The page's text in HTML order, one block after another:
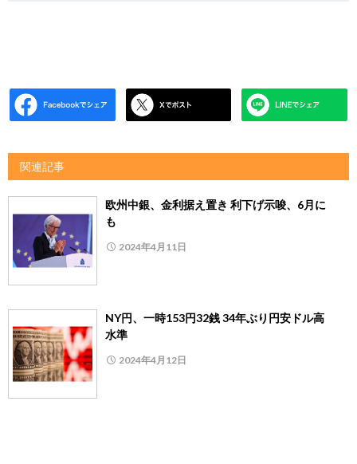
関連記事
欧州中銀、金利据え置き 利下げ示唆、6月に
も
2024年4月11日
NY円、一時153円32銭 34年ぶり円安ドル高
水準
2024年4月12日